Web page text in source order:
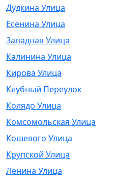
Дудкина Улица
Есенина Улица
Западная Улица
Калинина Улица
Кирова Улица
Клубный Переулок
Колядо Улица
Комсомольская Улица
Кошевого Улица
Крупской Улица
Ленина Улица